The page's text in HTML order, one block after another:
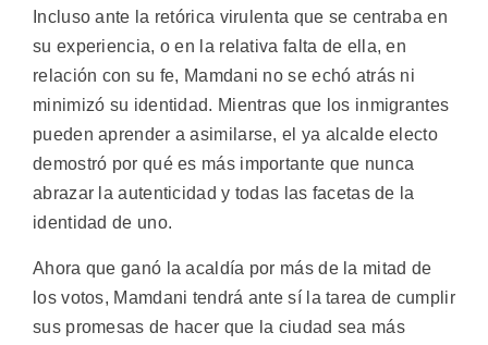
Incluso ante la retórica virulenta que se centraba en
su experiencia, o en la relativa falta de ella, en
relación con su fe, Mamdani no se echó atrás ni
minimizó su identidad. Mientras que los inmigrantes
pueden aprender a asimilarse, el ya alcalde electo
demostró por qué es más importante que nunca
abrazar la autenticidad y todas las facetas de la
identidad de uno.
Ahora que ganó la acaldía por más de la mitad de
los votos, Mamdani tendrá ante sí la tarea de cumplir
sus promesas de hacer que la ciudad sea más